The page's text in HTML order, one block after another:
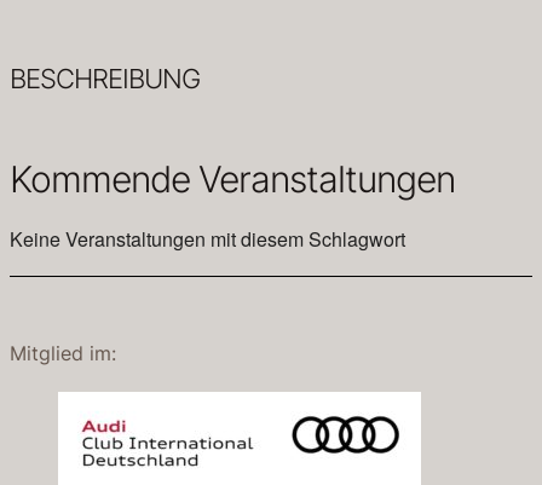
BESCHREIBUNG
Kommende Veranstaltungen
Keine Veranstaltungen mit diesem Schlagwort
Mitglied im: